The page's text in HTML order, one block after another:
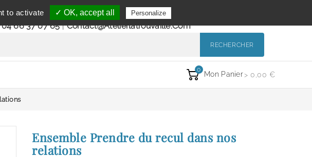
Service clientèle
du lundi au vendredi de 9h à 12h et de 14h à 18h
04 66 37 07 65|Contact@atelierlatrouvaille.com
RECHERCHER
0
Mon Panier> 0,00 €
Ensemble Prendre du recul dans nos
relations
to activate ✓ OK, accept all Personalize